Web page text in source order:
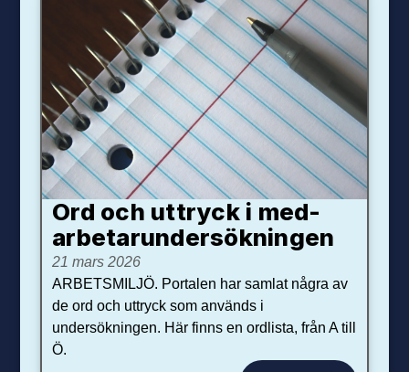
Ord och uttryck i med­­
arbetar­­under­sökningen
21 mars 2026
ARBETSMILJÖ. Portalen har samlat några av
de ord och uttryck som används i
undersökningen. Här finns en ordlista, från A till
Ö.